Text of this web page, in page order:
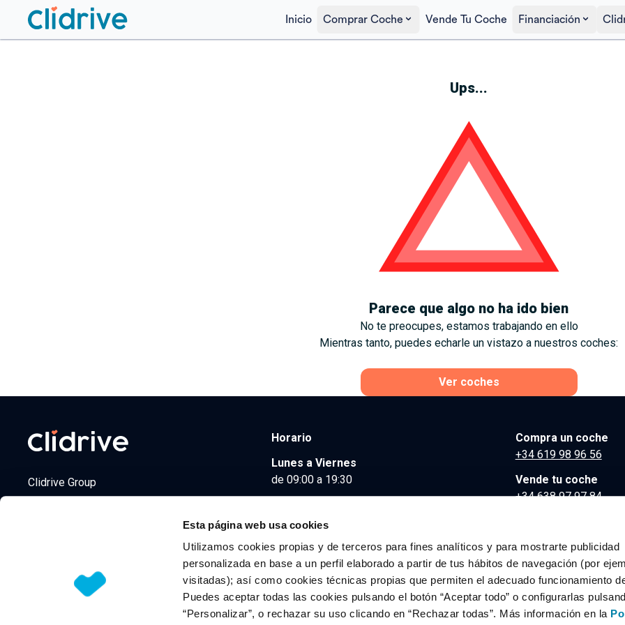
Esta página web usa cookies
Utilizamos cookies propias y de terceros para fines analíticos y para mostrarte publicidad
personalizada en base a un perfil elaborado a partir de tus hábitos de navegación (por
visitadas); así como cookies técnicas propias que permiten el adecuado funcionamiento
Puedes aceptar todas las cookies pulsando el botón “Aceptar todo” o configurarlas
“Personalizar”, o rechazar su uso clicando en “Rechazar todas”. Más información en la
Inicio Comprar Coche Vende Tu Coche Financiación
Ups...
Parece que algo no ha ido bien
No te preocupes, estamos trabajando en ello
Mientras tanto, puedes echarle un vistazo a nuestros coches:
Ver coches
Clidrive Group
Horario
Lunes a Viernes
de 09:00 a 19:30
Compra un coche
+34 619 98 96 56
Vende tu coche
+34 638 97 97 84
© 2026 CLIDRIVE CAPITAL, SOCIEDAD LIMITADA. Todos los derechos reservados.